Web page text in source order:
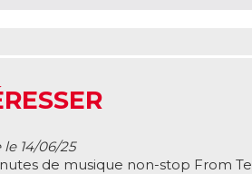
14/06/25
de musique non-stop From